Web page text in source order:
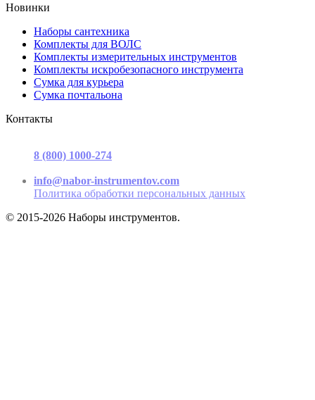
Новинки
Наборы сантехника
Комплекты для ВОЛС
Комплекты измерительных инструментов
Комплекты искробезопасного инструмента
Сумка для курьера
Сумка почтальона
Контакты
8 (800) 1000-274
info@nabor-instrumentov.com
Политика обработки персональных данных
© 2015-2026 Наборы инструментов.